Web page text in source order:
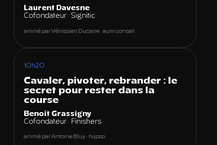
Laurent Davesne
Cofondateur · Signitic
animé par Vénissien Ducarre · aum conseil
10h20
Cavaler, pivoter, rebrander : le
secret pour rester dans la
course
Benoit Grassigny
Cofondateur · Finishers
animé par Antoine Bluy · hupso